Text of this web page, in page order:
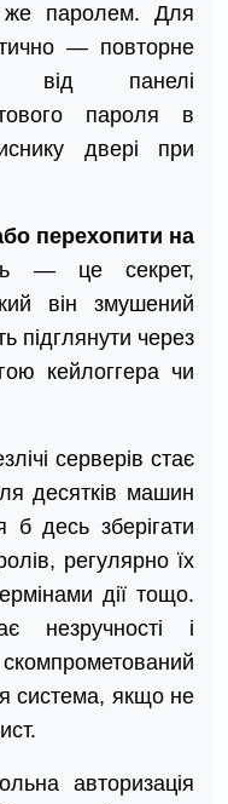
же паролем. Для
— повторне
від панелі
пароля в
двері при
перехопити на
— це секрет,
він змушений
підглянути через
кейлоггера чи
серверів стає
десятків машин
б десь зберігати
регулярно їх
дії тощо.
незручності і
система, якщо не
авторизація